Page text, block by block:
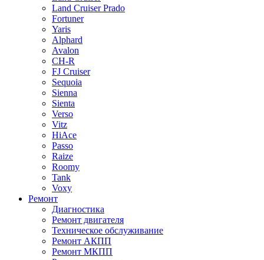
Land Cruiser Prado
Fortuner
Yaris
Alphard
Avalon
CH-R
FJ Cruiser
Sequoia
Sienna
Sienta
Verso
Vitz
HiAce
Passo
Raize
Roomy
Tank
Voxy
Ремонт
Диагностика
Ремонт двигателя
Техническое обслуживание
Ремонт АКПП
Ремонт МКПП